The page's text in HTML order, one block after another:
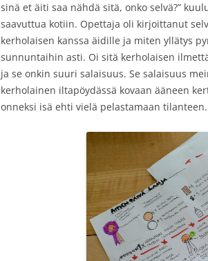
sinä et äiti saa nähdä sitä, onko selvä?”
saavuttua kotiin. Opettaja oli kirjoittanut
kerholaisen kanssa äidille ja miten yllätys
sunnuntaihin asti. Oi sitä kerholaisen
ja se onkin suuri salaisuus. Se salaisuus
kerholainen iltapöydässä kovaan ääneen
onneksi isä ehti vielä pelastamaan tilanteen.